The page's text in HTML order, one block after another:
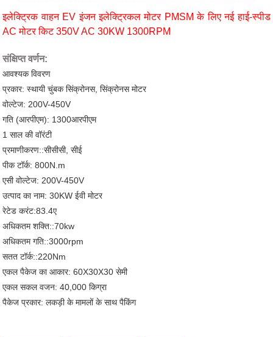
इलेक्ट्रिक वाहन EV इंजन इलेक्ट्रिकल मोटर PMSM के लिए नई हाई-स्पीड
AC मोटर किट 350V AC 30KW 1300RPM
संक्षिप्त वर्णन:
आवश्यक विवरण
प्रकार: स्थायी चुंबक सिंक्रोनस, सिंक्रोनस मोटर
वोल्टेज: 200V-450V
गति (आरपीएम): 1300आरपीएम
1 साल की वॉरंटी
प्रमाणीकरण::सीसीसी, सीई
पीक टॉर्क: 800N.m
एसी वोल्टेज: 200V-450V
उत्पाद का नाम: 30KW ईवी मोटर
रेटेड करंट:83.4ए
अधिकतम शक्ति::70kw
अधिकतम गति::3000rpm
सतत टॉर्क::220Nm
एकल पैकेज का आकार: 60X30X30 सेमी
एकल सकल वजन: 40,000 किग्रा
पैकेज प्रकार: लकड़ी के मामलों के साथ पैकिंग